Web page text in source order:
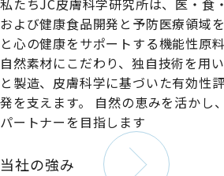
私たちJC皮膚科学研究所は、 医・食
および健康食品開発と予防医療領域を
と心の健康をサポートする機能性原料
自然素材にこだわり、独自技術を用
と製造、皮膚科学に基づいた有効性
発を支えます。 自然の恵みを活かし
パートナーを目指します
当社の強み